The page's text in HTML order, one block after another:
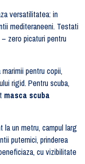
versatilitatea: in
mediteraneeni. Testati
zero picaturi pentru
pentru copii,
rigid. Pentru scuba,
masca scuba
la un metru, campul larg
puternici, prinderea
cu vizibilitate